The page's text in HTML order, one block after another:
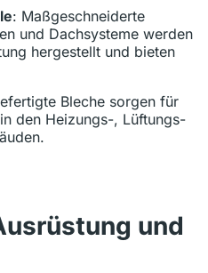
: Maßgeschneiderte
und Dachsysteme werden
hergestellt und bieten
Bleche sorgen für
den Heizungs-, Lüftungs-
und